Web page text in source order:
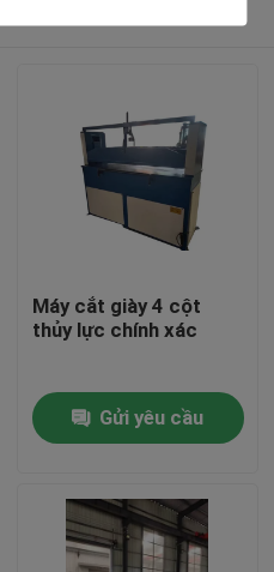
Máy cắt giày 4 cột
thủy lực chính xác
Gửi yêu cầu